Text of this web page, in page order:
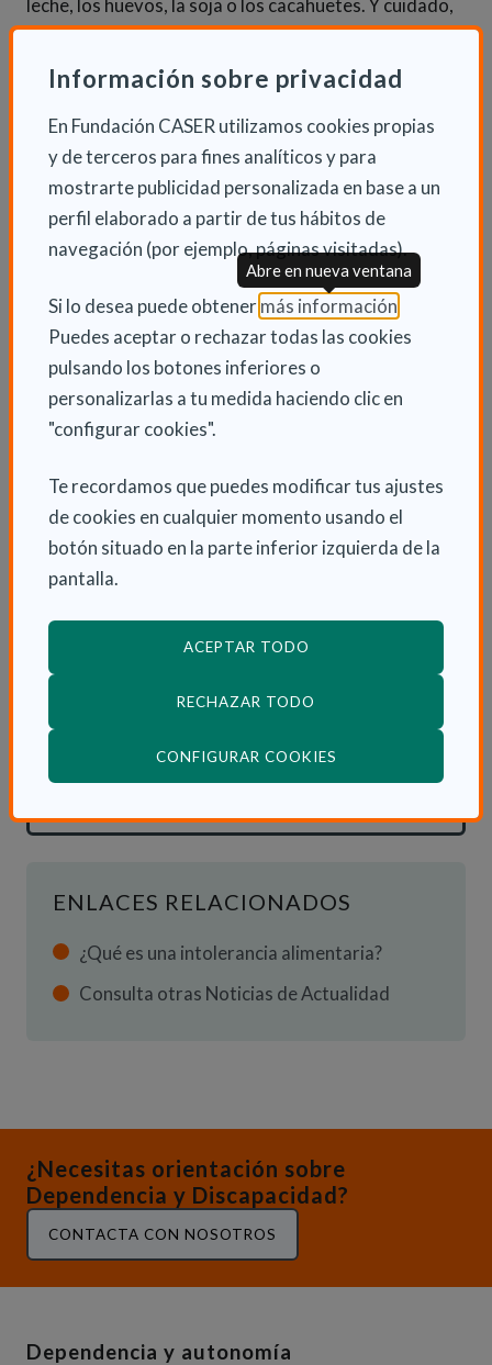
Información sobre privacidad
En Fundación CASER utilizamos cookies propias
y de terceros para fines analíticos y para
mostrarte publicidad personalizada en base a un
perfil elaborado a partir de tus hábitos de
navegación (por ejemplo, páginas visitadas).
Si lo desea puede obtener más información(Abre en
Puedes aceptar o rechazar todas las cookies
pulsando los botones inferiores o
personalizarlas a tu medida haciendo clic en
"configurar cookies".
Te recordamos que puedes modificar tus ajustes
de cookies en cualquier momento usando el
botón situado en la parte inferior izquierda de la
pantalla.
ACEPTAR TODO
RECHAZAR TODO
CONFIGURAR COOKIES
Abre en nueva ventana
leche, los huevos, la soja o los cacahuetes. Y cuidado,
porque los embutidos suelen llevar gluten, leche o
trazas de frutos secos.
2. Cuidado con la contaminación cruzada. Siempre
hay que manipular por separado el alimento al que se
tiene alergia.
3. Especial precaución al comer fuera. La
contaminación cruzada es más probable cuando se
come en un restaurante o un bar. Por ejemplo,
reutilizar el aceite para distintas frituras ya supone un
riesgo para un alérgico.
4. Informar a los demás y llevar una chapa
llevar siempre encima una pulsera o chapa
identificativa con todos los datos de la alergia.
5. Apoyarse e informarse en las asociaciones.
INFORMACIÓN ADICIONAL
Jue 27 Mayo 2021
Actualidad
ENLACES RELACIONADOS
¿Qué es una intolerancia alimentaria?
Consulta otras Noticias de Actualidad
¿Necesitas orientación sobre
Dependencia y Discapacidad?
CONTACTA CON NOSOTROS
Dependencia y autonomía